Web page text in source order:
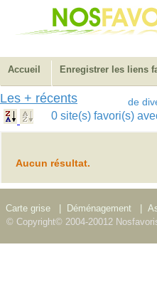
Accueil Enregistrer les liens
Les + récents de
0 site(s) favori(s)
Aucun résultat.
Carte grise Déménagement
© Copyright© 2004-20012